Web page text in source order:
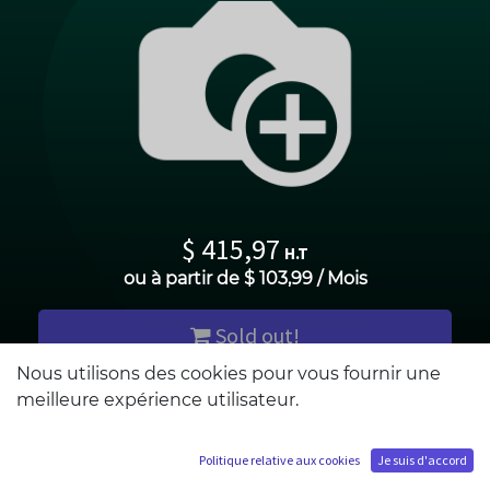
$ 415,97 H.T
ou à partir de $ 103,99 / Mois
Sold out!
M'ajouter à la liste d'attente
Nous utilisons des cookies pour vous fournir une
meilleure expérience utilisateur.
Politique relative aux cookies Je suis d'accord